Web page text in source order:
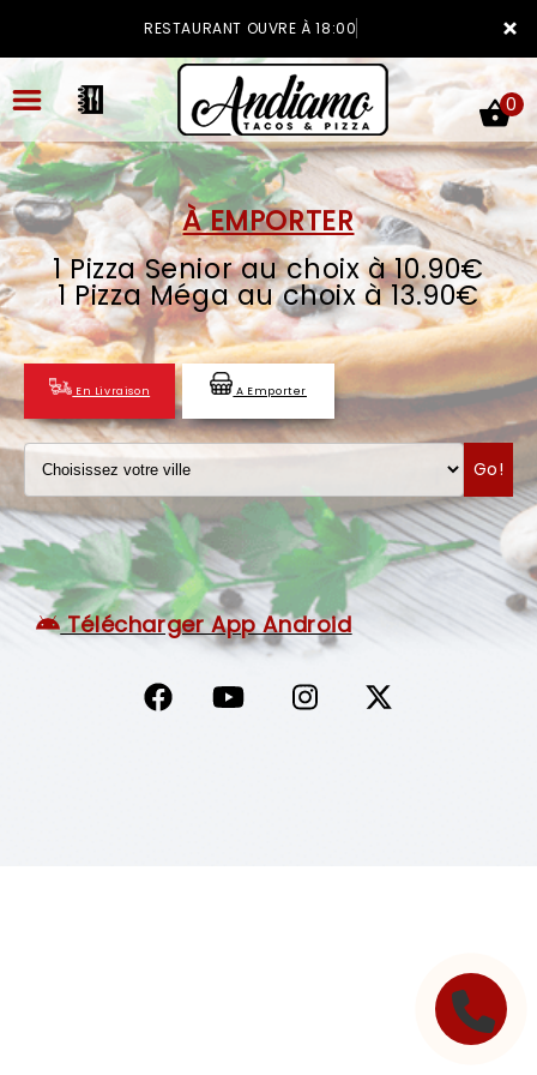
×
RESTAURANT OUVRE À 18:00
ACCUEIL
LA CARTE
VOTRE COMPTE
NOTRE RESTAURANT
MENTIONS LÉGALES
C.G.V
0
À EMPORTER
1 Pizza Senior au choix à 10.90€
1 Pizza Méga au choix à 13.90€
En Livraison A Emporter
Go!
Télécharger App Android